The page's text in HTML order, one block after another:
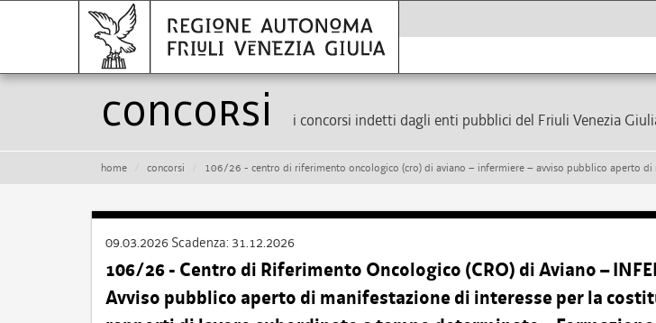
Concorsi i concorsi indetti dagli enti pubblici del Friuli Venezia
home concorsi 106/26 - centro di riferimento oncologico (cro) di aviano – infermiere – avviso pubblico aperto di manifestazione di interesse per la costituzione di rapporti di lavoro subordinato a tempo
09.03.2026 Scadenza: 31.12.2026
106/26 - Centro di Riferimento Oncologico (CRO) di Aviano –
Avviso pubblico aperto di manifestazione di interesse per la